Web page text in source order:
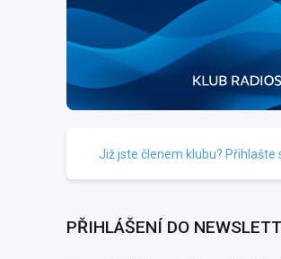
Již jste členem klubu? Přihlašte
PŘIHLÁŠENÍ DO